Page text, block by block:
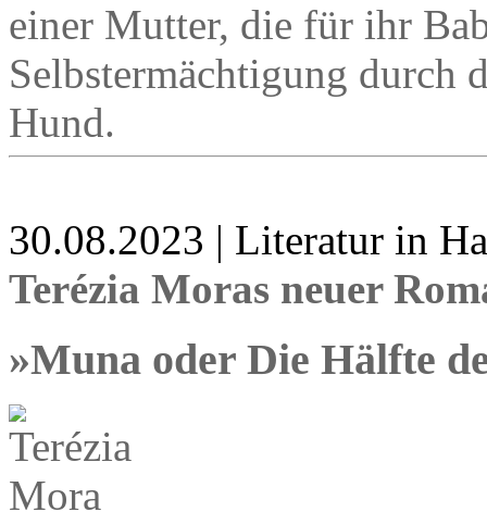
einer Mutter, die für ihr
Selbstermächtigung durch
Hund.
30.08.2023 | Literatur in
Terézia Moras neuer
»Muna oder Die Hälfte